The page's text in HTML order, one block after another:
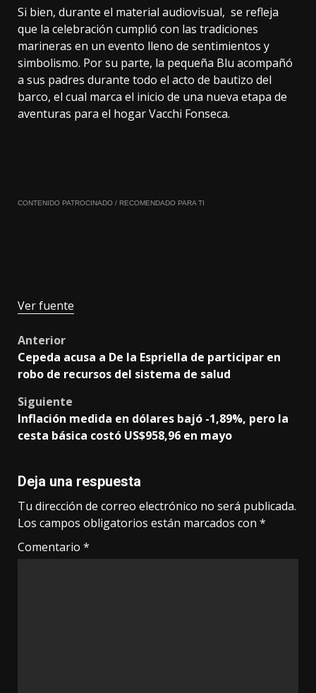
Si bien, durante el material audiovisual, se refleja
que la celebración cumplió con las tradiciones
marineras en un evento lleno de sentimientos y
simbolismo. Por su parte, la pequeña Blu acompañó
a sus padres durante todo el acto de bautizo del
barco, el cual marca el inicio de una nueva etapa de
aventuras para el hogar Vacchi Fonseca.
CONTENIDO PATROCINADO / RECOMENDADO PARA TI
Ver fuente
Post
navigation
Anterior
Cepeda acusa a De la Espriella de participar en
robo de recursos del sistema de salud
Siguiente
Inflación medida en dólares bajó -1,89%, pero la
cesta básica costó US$958,96 en mayo
Deja una respuesta
Tu dirección de correo electrónico no será publicada.
Los campos obligatorios están marcados con *
Comentario *